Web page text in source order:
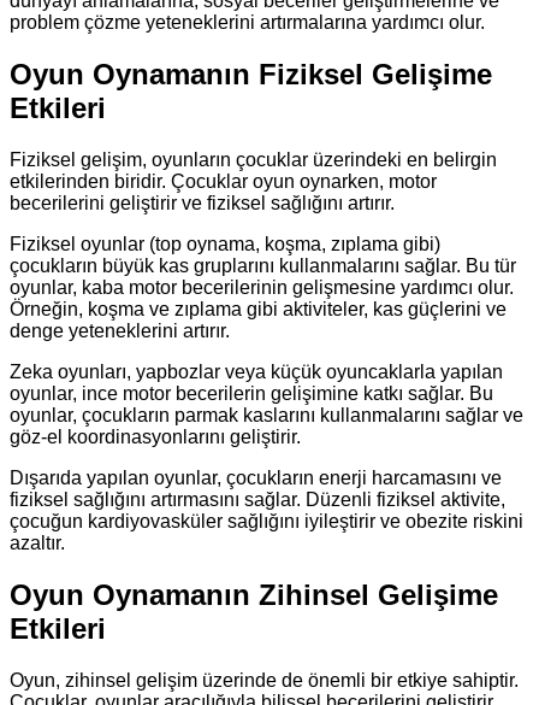
problem çözme yeteneklerini artırmalarına yardımcı olur.
Oyun Oynamanın Fiziksel Gelişime
Etkileri
Fiziksel gelişim, oyunların çocuklar üzerindeki en belirgin
etkilerinden biridir. Çocuklar oyun oynarken, motor
becerilerini geliştirir ve fiziksel sağlığını artırır.
Fiziksel oyunlar (top oynama, koşma, zıplama gibi)
çocukların büyük kas gruplarını kullanmalarını sağlar. Bu tür
oyunlar, kaba motor becerilerinin gelişmesine yardımcı olur.
Örneğin, koşma ve zıplama gibi aktiviteler, kas güçlerini ve
denge yeteneklerini artırır.
Zeka oyunları, yapbozlar veya küçük oyuncaklarla yapılan
oyunlar, ince motor becerilerin gelişimine katkı sağlar. Bu
oyunlar, çocukların parmak kaslarını kullanmalarını sağlar ve
göz-el koordinasyonlarını geliştirir.
Dışarıda yapılan oyunlar, çocukların enerji harcamasını ve
fiziksel sağlığını artırmasını sağlar. Düzenli fiziksel aktivite,
çocuğun kardiyovasküler sağlığını iyileştirir ve obezite riskini
azaltır.
Oyun Oynamanın Zihinsel Gelişime
Etkileri
Oyun, zihinsel gelişim üzerinde de önemli bir etkiye sahiptir.